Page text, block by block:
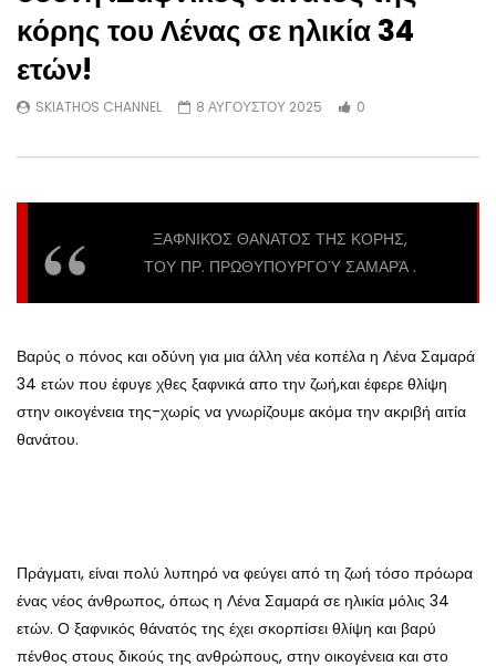
κόρης του Λένας σε ηλικία 34
ετών!
SKIATHOS CHANNEL 8 ΑΥΓΟΥΣΤΟΥ 2025 0
ΞΑΦΝΙΚΌΣ ΘΑΝΑΤΟΣ ΤΗΣ ΚΟΡΗΣ,
ΤΟΥ ΠΡ. ΠΡΩΘΥΠΟΥΡΓΟΎ ΣΑΜΑΡΆ .
Βαρύς ο πόνος και οδύνη για μια άλλη νέα κοπέλα η Λένα Σαμαρά
34 ετών που έφυγε χθες ξαφνικά απο την ζωή,και έφερε θλίψη
στην οικογένεια της-χωρίς να γνωρίζουμε ακόμα την ακριβή αιτία
θανάτου.
Πράγματι, είναι πολύ λυπηρό να φεύγει από τη ζωή τόσο πρόωρα
ένας νέος άνθρωπος, όπως η Λένα Σαμαρά σε ηλικία μόλις 34
ετών. Ο ξαφνικός θάνατός της έχει σκορπίσει θλίψη και βαρύ
πένθος στους δικούς της ανθρώπους, στην οικογένεια και στο